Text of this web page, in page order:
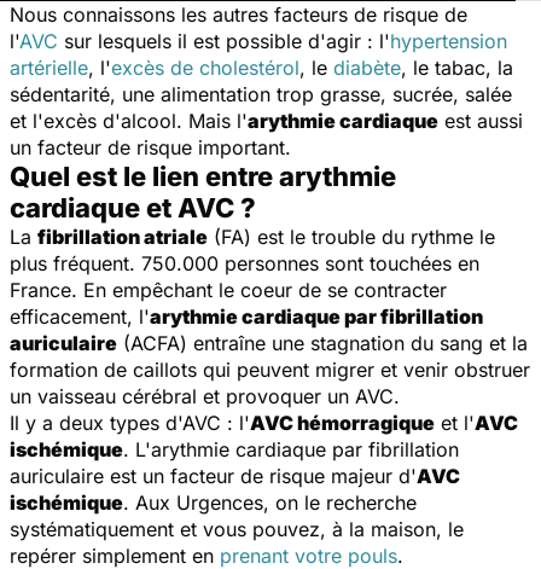
Nous connaissons les autres facteurs de risque de
l'AVC sur lesquels il est possible d'agir : l'hypertension
artérielle, l'excès de cholestérol, le diabète, le tabac, la
sédentarité, une alimentation trop grasse, sucrée, salée
et l'excès d'alcool. Mais l'arythmie cardiaque est aussi
un facteur de risque important.
Quel est le lien entre arythmie
cardiaque et AVC ?
La fibrillation atriale (FA) est le trouble du rythme le
plus fréquent. 750.000 personnes sont touchées en
France. En empêchant le coeur de se contracter
efficacement, l'arythmie cardiaque par fibrillation
auriculaire (ACFA) entraîne une stagnation du sang et la
formation de caillots qui peuvent migrer et venir obstruer
un vaisseau cérébral et provoquer un AVC.
Il y a deux types d'AVC : l'AVC hémorragique et l'AVC
ischémique. L'arythmie cardiaque par fibrillation
auriculaire est un facteur de risque majeur d'AVC
ischémique. Aux Urgences, on le recherche
systématiquement et vous pouvez, à la maison, le
repérer simplement en prenant votre pouls.